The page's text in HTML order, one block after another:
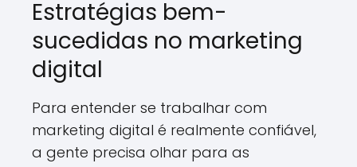
Estratégias bem-
sucedidas no marketing
digital
Para entender se trabalhar com
marketing digital é realmente confiável,
a gente precisa olhar para as